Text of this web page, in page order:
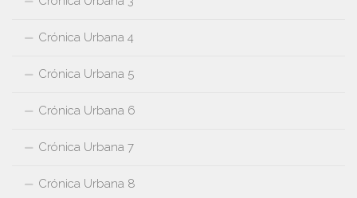
Crónica Urbana 4
Crónica Urbana 5
Crónica Urbana 6
Crónica Urbana 7
Crónica Urbana 8